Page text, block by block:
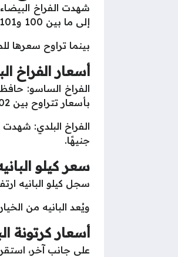
شهدت الفراخ
إلى ما بين 100 و101 جنيه،
بينما تراوح سعرها للمستهلكين بين 110 و111 جنيهًا. يُعزى هذا
أسعار الفراخ
بأسعار تتراوح بين 102 و103 جنيهات.
جنيهًا.
سعر كيلو
سجل كيلو البانيه ارتفاعًا كبيرًا
ويُعد البانيه من
أسعار كرتونة
على جانب آخر،